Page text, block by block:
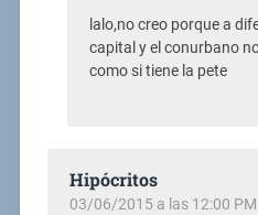
lalo,no creo porque a
capital y el conurbano
como si tiene la pete
Hipócritos
03/06/2015 a las 12:00 PM